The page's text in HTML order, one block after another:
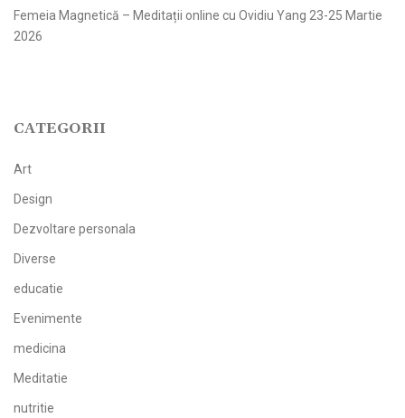
Femeia Magnetică – Meditații online cu Ovidiu Yang 23-25 Martie
2026
CATEGORII
Art
Design
Dezvoltare personala
Diverse
educatie
Evenimente
medicina
Meditatie
nutritie